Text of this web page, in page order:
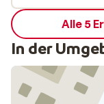
Alle 5
In der